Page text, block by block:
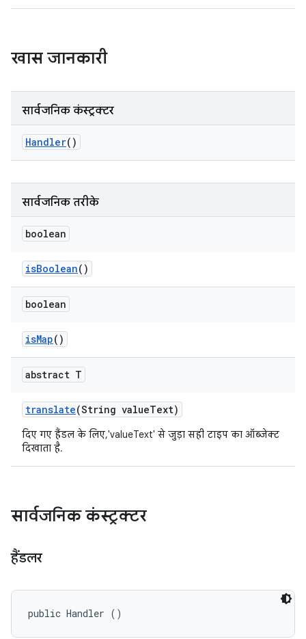
खास जानकारी
सार्वजनिक कंस्ट्रक्टर
Handler()
सार्वजनिक तरीके
boolean
isBoolean()
boolean
isMap()
abstract T
translate(String valueText)
दिए गए हैंडल के लिए, 'valueText' से जुड़ा सही टाइप का ऑब्जेक्ट
दिखाता है.
सार्वजनिक कंस्ट्रक्टर
हैंडलर
public Handler ()